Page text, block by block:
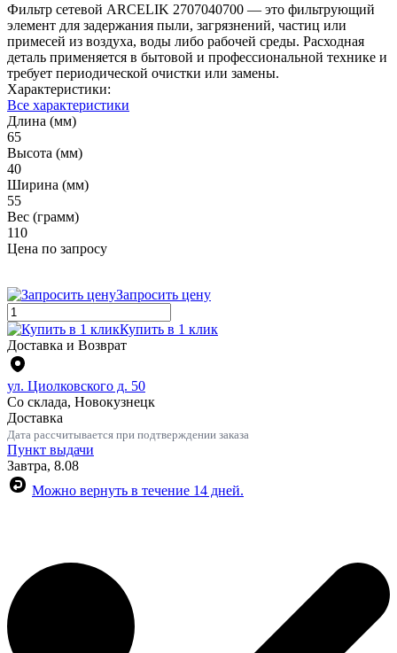
Фильтр сетевой ARCELIK 2707040700 — это фильтрующий
элемент для задержания пыли, загрязнений, частиц или
примесей из воздуха, воды либо рабочей среды. Расходная
деталь применяется в бытовой и профессиональной технике и
требует периодической очистки или замены.
Характеристики:
Все характеристики
Длина (мм)
65
Высота (мм)
40
Ширина (мм)
55
Вес (грамм)
110
Цена по запросу
Запросить цену
Купить в 1 клик
Доставка и Возврат
ул. Циолковского д. 50
Со склада, Новокузнецк
Доставка
Дата рассчитывается при подтверждении заказа
Пункт выдачи
Завтра, 8.08
Можно вернуть в течение 14 дней.